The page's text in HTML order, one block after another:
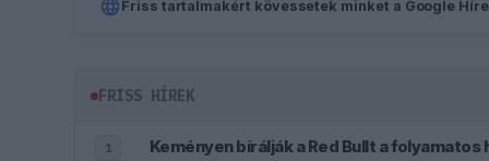
Friss tartalmakért kövessetek minket a Google
FRISS HÍREK
1 Keményen bírálják a Red Bullt a folyamatos